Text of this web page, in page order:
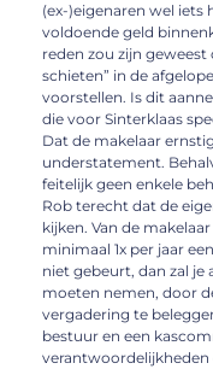
(ex-)eigenaren wel iets
voldoende geld
reden zou zijn
schieten” in de
voorstellen. Is dit
die voor Sinterklaas
Dat de makelaar
understatement.
feitelijk geen enkele
Rob terecht dat de
kijken. Van de
minimaal 1x per jaar
niet gebeurt, dan zal je
moeten nemen, door
vergadering te
bestuur en een
verantwoordelijkheden